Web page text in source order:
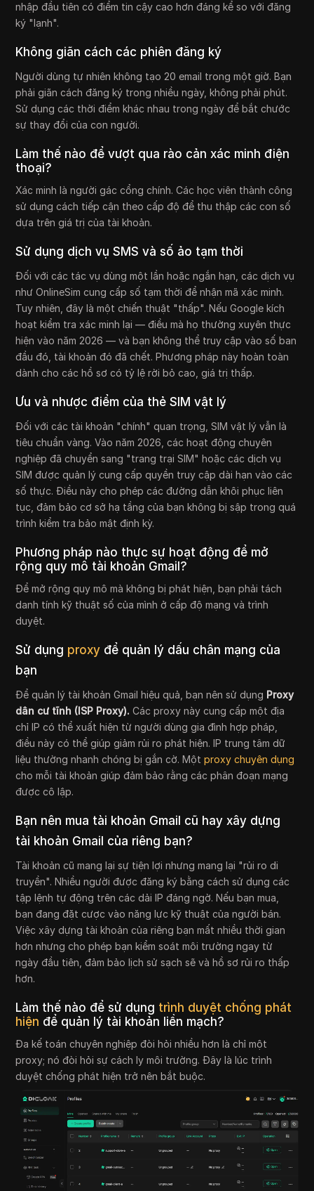
nhập đầu tiên có điểm tin cậy cao hơn đáng kể so với đăng
ký "lạnh".
Không giãn cách các phiên đăng ký
Người dùng tự nhiên không tạo 20 email trong một giờ. Bạn
phải giãn cách đăng ký trong nhiều ngày, không phải phút.
Sử dụng các thời điểm khác nhau trong ngày để bắt chước
sự thay đổi của con người.
Làm thế nào để vượt qua rào cản xác minh điện
thoại?
Xác minh là người gác cổng chính. Các học viên thành công
sử dụng cách tiếp cận theo cấp độ để thu thập các con số
dựa trên giá trị của tài khoản.
Sử dụng dịch vụ SMS và số ảo tạm thời
Đối với các tác vụ dùng một lần hoặc ngắn hạn, các dịch vụ
như OnlineSim cung cấp số tạm thời để nhận mã xác minh.
Tuy nhiên, đây là một chiến thuật "thấp". Nếu Google kích
hoạt kiểm tra xác minh lại — điều mà họ thường xuyên thực
hiện vào năm 2026 — và bạn không thể truy cập vào số ban
đầu đó, tài khoản đó đã chết. Phương pháp này hoàn toàn
dành cho các hồ sơ có tỷ lệ rời bỏ cao, giá trị thấp.
Ưu và nhược điểm của thẻ SIM vật lý
Đối với các tài khoản "chính" quan trọng, SIM vật lý vẫn là
tiêu chuẩn vàng. Vào năm 2026, các hoạt động chuyên
nghiệp đã chuyển sang "trang trại SIM" hoặc các dịch vụ
SIM được quản lý cung cấp quyền truy cập dài hạn vào các
số thực. Điều này cho phép các đường dẫn khôi phục liên
tục, đảm bảo cơ sở hạ tầng của bạn không bị sập trong quá
trình kiểm tra bảo mật định kỳ.
Phương pháp nào thực sự hoạt động để mở
rộng quy mô tài khoản Gmail?
Để mở rộng quy mô mà không bị phát hiện, bạn phải tách
danh tính kỹ thuật số của mình ở cấp độ mạng và trình
duyệt.
Sử dụng proxy để quản lý dấu chân mạng của
bạn
Để quản lý tài khoản Gmail hiệu quả, bạn nên sử dụng Proxy
dân cư tĩnh (ISP Proxy). Các proxy này cung cấp một địa
chỉ IP có thể xuất hiện từ người dùng gia đình hợp pháp,
điều này có thể giúp giảm rủi ro phát hiện. IP trung tâm dữ
liệu thường nhanh chóng bị gắn cờ. Mộtproxy chuyên dụng
cho mỗi tài khoản giúp đảm bảo rằng các phân đoạn mạng
được cô lập.
Bạn nên mua tài khoản Gmail cũ hay xây dựng
tài khoản Gmail của riêng bạn?
Tài khoản cũ mang lại sự tiện lợi nhưng mang lại "rủi ro di
truyền". Nhiều người được đăng ký bằng cách sử dụng các
tập lệnh tự động trên các dải IP đáng ngờ. Nếu bạn mua,
bạn đang đặt cược vào năng lực kỹ thuật của người bán.
Việc xây dựng tài khoản của riêng bạn mất nhiều thời gian
hơn nhưng cho phép bạn kiểm soát môi trường ngay từ
ngày đầu tiên, đảm bảo lịch sử sạch sẽ và hồ sơ rủi ro thấp
hơn.
Làm thế nào để sử dụng trình duyệt chống phát
hiện để quản lý tài khoản liền mạch?
Đa kế toán chuyên nghiệp đòi hỏi nhiều hơn là chỉ một
proxy; nó đòi hỏi sự cách ly môi trường. Đây là lúc trình
duyệt chống phát hiện trở nên bắt buộc.